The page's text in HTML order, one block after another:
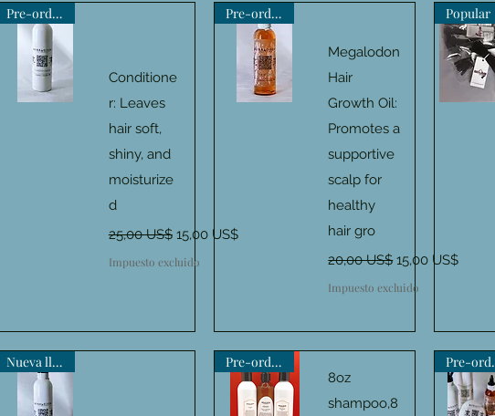
Pre-order now
Conditione
r: Leaves
hair soft,
shiny, and
moisturize
d
Precio
25,00 US$ Precio de oferta
15,00 US$
Impuesto excluido
Pre-order now
Megalodon
Hair
Growth Oil:
Promotes a
supportive
scalp for
healthy
hair gro
Precio
20,00 US$ Precio de oferta
15,00 US$
Impuesto excluido
Popular
Nueva llegada Pre-order now
8oz
shampoo,8